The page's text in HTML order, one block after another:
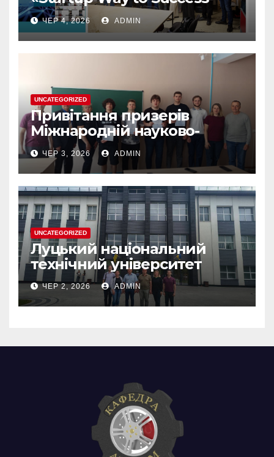
2026» — цінний досвід для
розвитку власних
інноваційних ідей
ЧЕР 4, 2026 ADMIN
UNCATEGORIZED
Привітання призерів
Міжнародній науково-
практичній конференції
“ЮНІСТЬ НАУКИ”
ЧЕР 3, 2026 ADMIN
UNCATEGORIZED
Луцький національний
технічний університет
ЧЕР 2, 2026 ADMIN